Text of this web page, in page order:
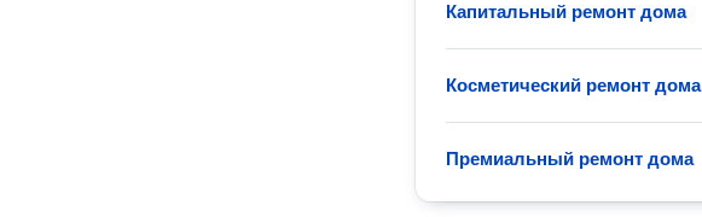
Капитальный ремонт дома
Косметический ремонт дома
Премиальный ремонт дома